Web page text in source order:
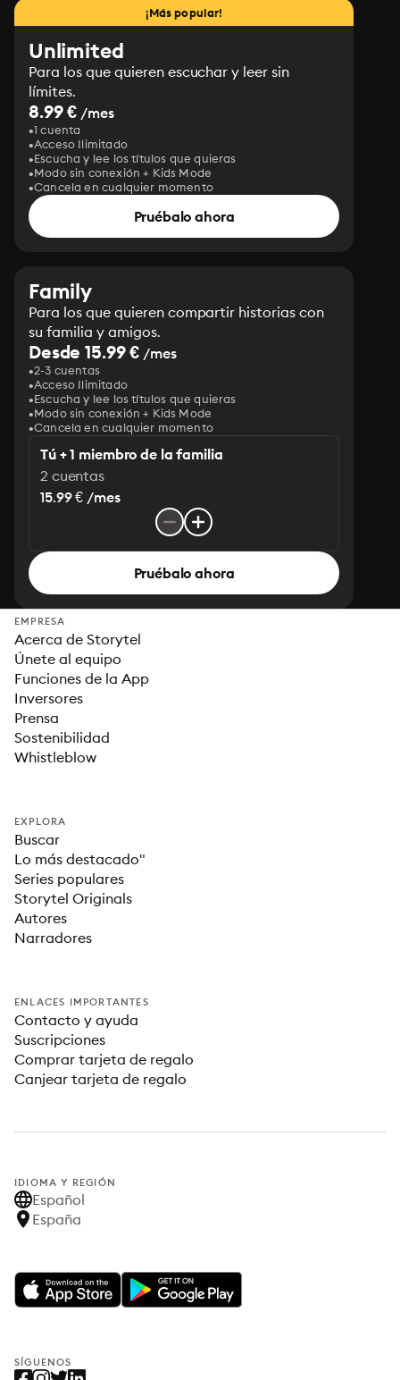
¡Más popular!
Unlimited
Para los que quieren escuchar y leer sin
límites.
8.99 € /mes
1 cuenta
Acceso Ilimitado
Escucha y lee los títulos que quieras
Modo sin conexión + Kids Mode
Cancela en cualquier momento
Pruébalo ahora
Family
Para los que quieren compartir historias con
su familia y amigos.
Desde 15.99 € /mes
2-3 cuentas
Acceso Ilimitado
Escucha y lee los títulos que quieras
Modo sin conexión + Kids Mode
Cancela en cualquier momento
Tú + 1 miembro de la familia
2 cuentas
15.99 € /mes
Pruébalo ahora
EMPRESA
Acerca de Storytel
Únete al equipo
Funciones de la App
Inversores
Prensa
Sostenibilidad
Whistleblow
EXPLORA
Buscar
Lo más destacado"
Series populares
Storytel Originals
Autores
Narradores
ENLACES IMPORTANTES
Contacto y ayuda
Suscripciones
Comprar tarjeta de regalo
Canjear tarjeta de regalo
IDIOMA Y REGIÓN
Español
España
SÍGUENOS